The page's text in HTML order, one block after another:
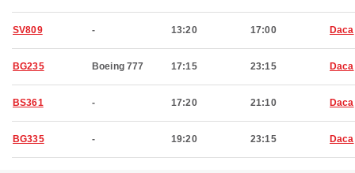
SV809 - 13:20 17:00 Daca
BG235 Boeing 777 17:15 23:15 Daca
BS361 - 17:20 21:10 Daca
BG335 - 19:20 23:15 Daca